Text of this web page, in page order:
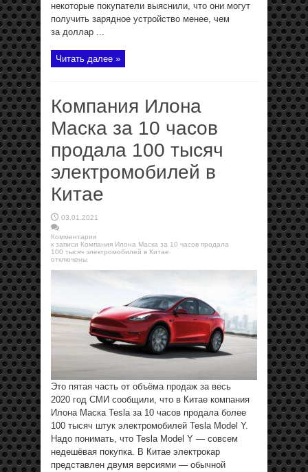
некоторые покупатели выяснили, что они могут
получить зарядное устройство менее, чем
за доллар ...
Читать далее »
Компания Илона
Маска за 10 часов
продала 100 тысяч
электромобилей в
Китае
03.01.2021
Комментарии
к записи Компания Илона Маска за 10 часов продала
100 тысяч электромобилей в Китае
отключены
Это пятая часть от объёма продаж за весь
2020 год СМИ сообщили, что в Китае компания
Илона Маска Tesla за 10 часов продала более
100 тысяч штук электромобилей Tesla Model Y.
Надо понимать, что Tesla Model Y — совсем
недешёвая покупка. В Китае электрокар
представлен двумя версиями — обычной